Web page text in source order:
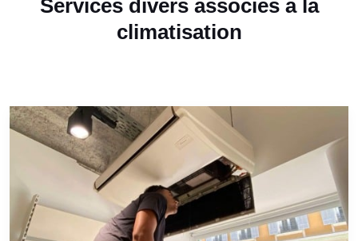
Services divers associés à la
climatisation